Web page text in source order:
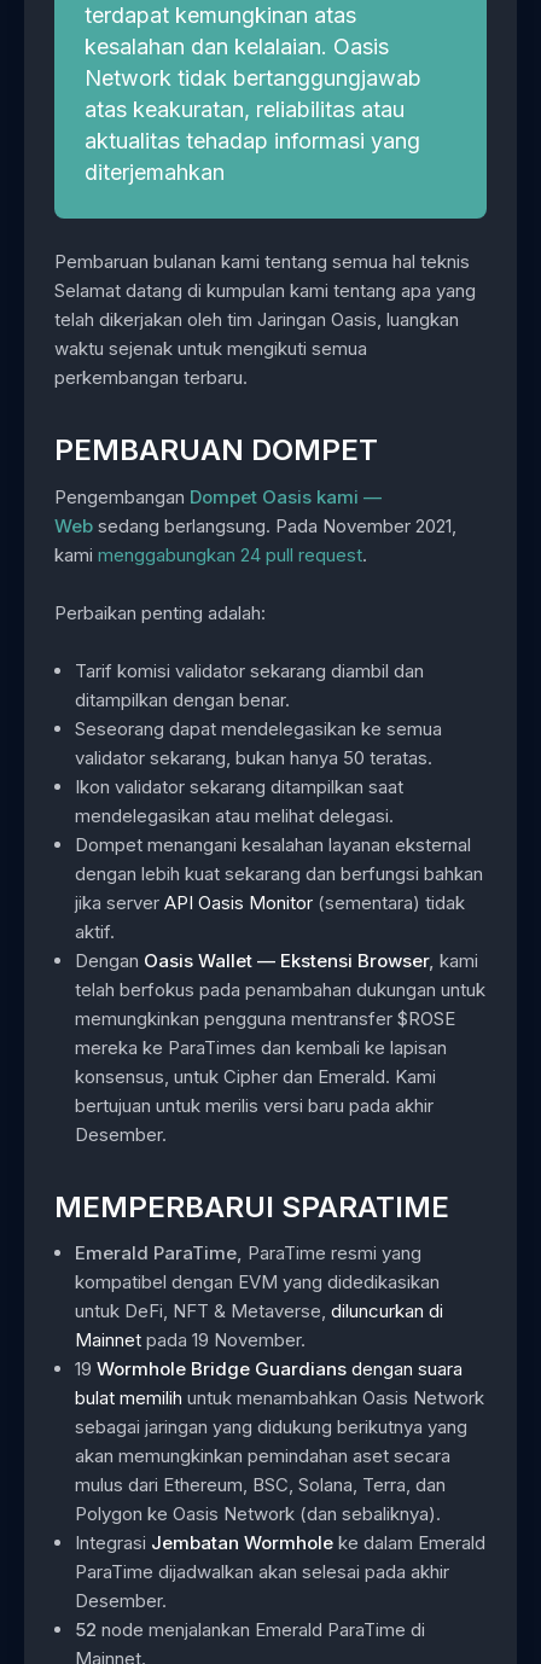
terdapat kemungkinan atas
kesalahan dan kelalaian. Oasis
Network tidak bertanggungjawab
atas keakuratan, reliabilitas atau
aktualitas tehadap informasi yang
diterjemahkan
Pembaruan bulanan kami tentang semua hal teknis
Selamat datang di kumpulan kami tentang apa yang
telah dikerjakan oleh tim Jaringan Oasis, luangkan
waktu sejenak untuk mengikuti semua
perkembangan terbaru.
PEMBARUAN DOMPET
Pengembangan Dompet Oasis kami —
Web sedang berlangsung. Pada November 2021,
kami menggabungkan 24 pull request.
Perbaikan penting adalah:
Tarif komisi validator sekarang diambil dan
ditampilkan dengan benar.
Seseorang dapat mendelegasikan ke semua
validator sekarang, bukan hanya 50 teratas.
Ikon validator sekarang ditampilkan saat
mendelegasikan atau melihat delegasi.
Dompet menangani kesalahan layanan eksternal
dengan lebih kuat sekarang dan berfungsi bahkan
jika serverAPI Oasis Monitor (sementara) tidak
aktif.
Dengan Oasis Wallet — Ekstensi Browser, kami
telah berfokus pada penambahan dukungan untuk
memungkinkan pengguna mentransfer $ROSE
mereka ke ParaTimes dan kembali ke lapisan
konsensus, untuk Cipher dan Emerald. Kami
bertujuan untuk merilis versi baru pada akhir
Desember.
MEMPERBARUI SPARATIME
Emerald ParaTime, ParaTime resmi yang
kompatibel dengan EVM yang didedikasikan
untuk DeFi, NFT & Metaverse,diluncurkan di
Mainnet pada 19 November.
19Wormhole Bridge Guardians dengan suara
bulat memilih untuk menambahkan Oasis Network
sebagai jaringan yang didukung berikutnya yang
akan memungkinkan pemindahan aset secara
mulus dari Ethereum, BSC, Solana, Terra, dan
Polygon ke Oasis Network (dan sebaliknya).
Integrasi Jembatan Wormhole ke dalam Emerald
ParaTime dijadwalkan akan selesai pada akhir
Desember.
52node menjalankan Emerald ParaTime di
Mainnet.